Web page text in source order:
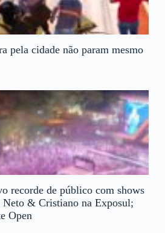
pela cidade não param mesmo
recorde de público com shows
& Cristiano na Exposul;
Open